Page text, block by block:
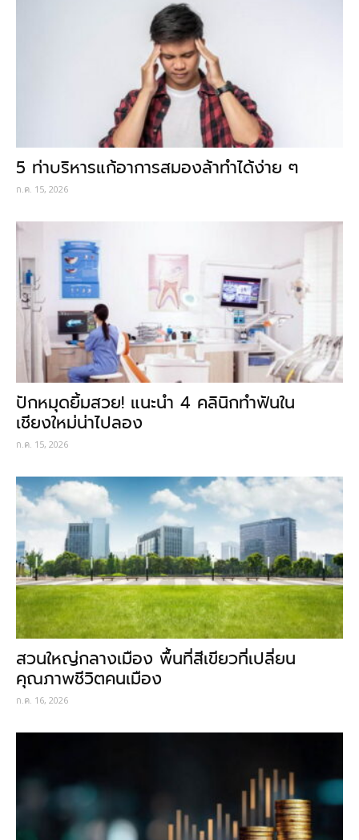
5 ท่าบริหารแก้อาการสมองล้าทำได้ง่าย ๆ
ก.ค. 15, 2026
ปักหมุดยิ้มสวย! แนะนำ 4 คลินิกทำฟันใน
เชียงใหม่น่าไปลอง
ก.ค. 15, 2026
สวนใหญ่กลางเมือง พื้นที่สีเขียวที่เปลี่ยน
คุณภาพชีวิตคนเมือง
ก.ค. 16, 2026